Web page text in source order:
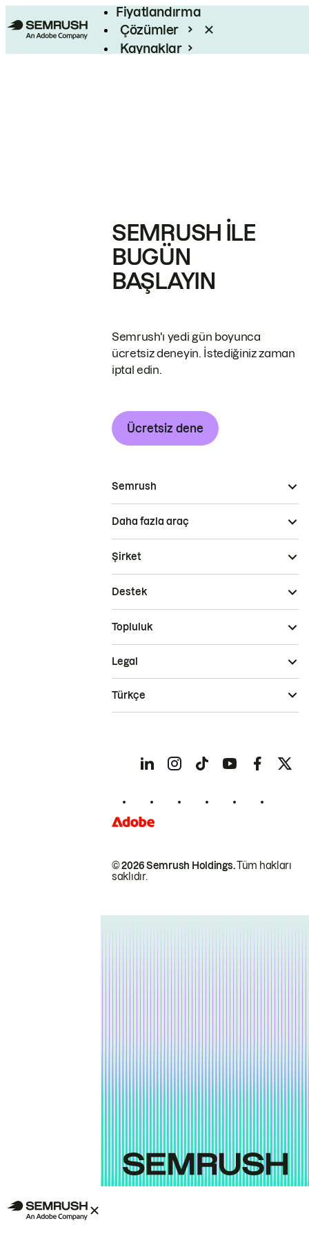
Fiyatlandırma
Çözümler
Kaynaklar
SEMRUSH ILE
BUGÜN
BAŞLAYIN
Semrush'ı yedi gün boyunca
ücretsiz deneyin. İstediğiniz zaman
iptal edin.
Ücretsiz dene
Semrush
Daha fazla araç
Şirket
Destek
Topluluk
© 2026 Semrush Holdings.Tüm hakları
saklıdır.
Legal
Türkçe